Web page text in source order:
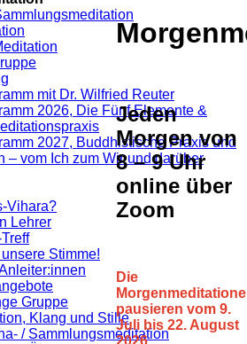
mit Dr. Wilfried Reuter
2026, Die Fünf Elemente &
2027, Buddhistische Praxis und
– vom Ich zum Wir und darüber
Vihara?
Lehrer
Stimme!
Gruppe
Klang und Stille
/ Sammlungsmeditation
Jeden
Morgen von
8 – 9 Uhr
online über
Zoom
Die
pausieren vom 9.
Juli bis 22. August
2026